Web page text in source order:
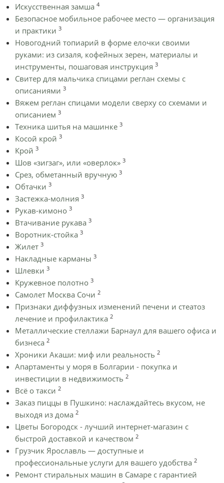
Искусственная замша 4
Безопасное мобильное рабочее место — организация
и практики 3
Новогодний топиарий в форме елочки своими
руками: из сизаля, кофейных зерен, материалы и
инструменты, пошаговая инструкция 3
Cвитер для мальчика спицами реглан схемы с
описаниями 3
Вяжем реглан спицами модели сверху со схемами и
описанием 3
Техника шитья на машинке 3
Косой крой 3
Крой 3
Шов «зигзаг», или «оверлок» 3
Срез, обметанный вручную 3
Обтачки 3
Застежка-молния 3
Рукав-кимоно 3
Втачивание рукава 3
Воротник-стойка 3
Жилет 3
Накладные карманы 3
Шлевки 3
Кружевное полотно 3
Самолет Москва Сочи 2
Признаки диффузных изменений печени и стеатоз
лечение и профилактика 2
Металлические стеллажи Барнаул для вашего офиса и
бизнеса 2
Хроники Акаши: миф или реальность 2
Апартаменты у моря в Болгарии - покупка и
инвестиции в недвижимость 2
Всё о такси 2
Заказ пиццы в Пушкино: наслаждайтесь вкусом, не
выходя из дома 2
Цветы Богородск - лучший интернет-магазин с
быстрой доставкой и качеством 2
Грузчик Ярославль — доступные и
профессиональные услуги для вашего удобства 2
Ремонт стиральных машин в Самаре с гарантией